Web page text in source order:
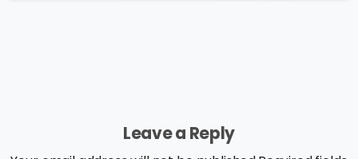
Leave a Reply